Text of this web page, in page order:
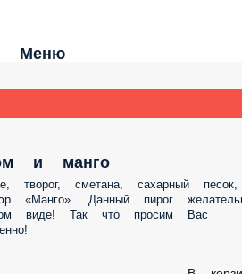
Меню
и манго
сметана, сахарный песок, ваниль, мука,
желательно употреблять в холодном
заблаговременно!